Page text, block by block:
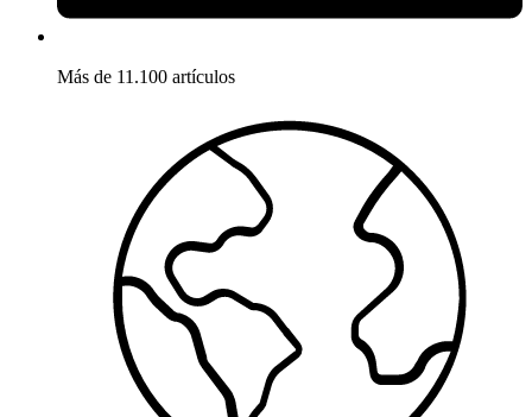
Más de 11.100 artículos